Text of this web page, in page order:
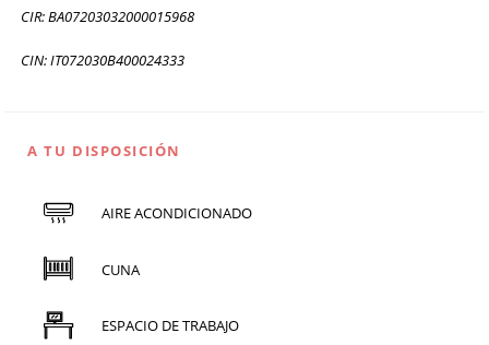
CIR: BA07203032000015968
CIN: IT072030B400024333
A TU DISPOSICIÓN
AIRE ACONDICIONADO
CUNA
ESPACIO DE TRABAJO